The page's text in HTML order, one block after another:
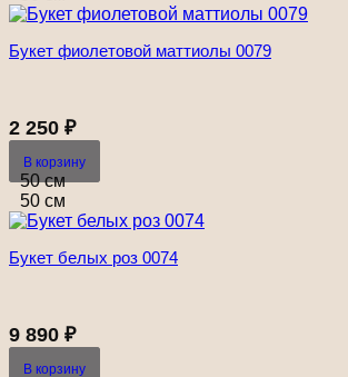
Букет фиолетовой маттиолы 0079
2 250 ₽
В корзину
50 см
50 см
Букет белых роз 0074
9 890 ₽
В корзину